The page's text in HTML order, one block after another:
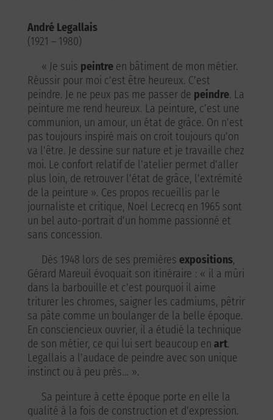
André Legallais
(1921 – 1980)
« Je suis peintreen bâtiment de mon métier.
Réussir pour moi c’est être heureux. C’est
peindre. Je ne peux pas me passer de peindre. La
peinture me rend heureux. La peinture, c’est une
communion, un amour, un état de grâce. On n’est
pas toujours inspiré mais on croit toujours qu’on
va l’être. Je dessine sur nature et je travaille chez
moi. Le confort relatif de l’atelier permet d’aller
plus loin, de retrouver l’état de grâce, l’extrémité
de la peinture ». Ces propos recueillis par le
journaliste et critique, Noël Lecrecq en 1965 sont
un bel auto-portrait d’un homme passionné et
sans concession.
Dès 1948 lors de ses premières expositions,
Gérard Mareuil évoquait son itinéraire : « il a mûri
dans la barbouille et c’est pourquoi il aime
triturer les chromes, saigner les cadmiums, pêtrir
sa pâte comme un boulanger de la belle époque.
En consciencieux ouvrier, il a étudié la technique
de son métier, ce qui lui sert beaucoup en art.
Legallais a l’audace de peindre avec son unique
instinct ou à peu près… ».
Sa peinture à cette époque porte en elle la
qualité à la fois de construction et d’expression.